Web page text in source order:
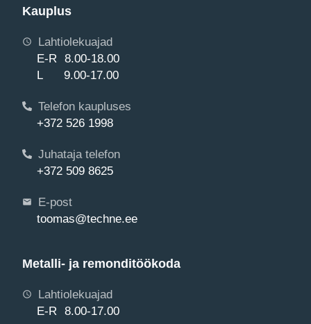
Kauplus
Lahtiolekuajad
E-R 8.00-18.00
L 9.00-17.00
Telefon kaupluses
+372 526 1998
Juhataja telefon
+372 509 8625
E-post
toomas@techne.ee
Metalli- ja remonditöökoda
Lahtiolekuajad
E-R 8.00-17.00